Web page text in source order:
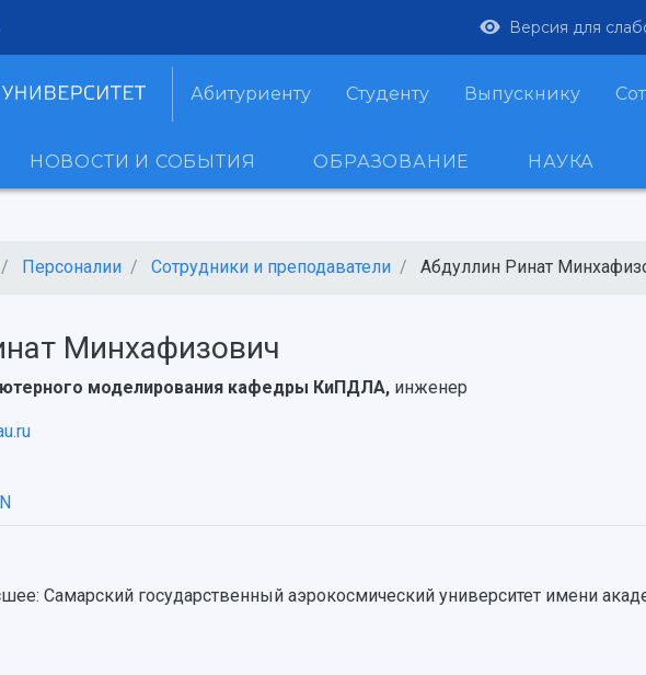
Версия для
Абитуриенту Студенту Выпускнику
НОВОСТИ И СОБЫТИЯ ОБРАЗОВАНИЕ НАУКА
Персоналии Сотрудники и преподаватели Абдуллин Ринат
Минхафизович
моделирования кафедры КиПДЛА, инженер
Самарский государственный аэрокосмический университет имени